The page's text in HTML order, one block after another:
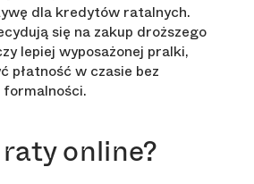
dla kredytów ratalnych.
się na zakup droższego
lepiej wyposażonej pralki,
płatność w czasie bez
online?